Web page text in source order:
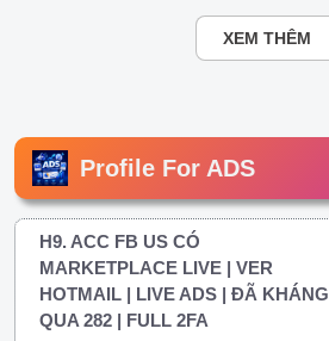
XEM THÊM
Profile For ADS
H9. ACC FB US CÓ
MARKETPLACE LIVE | VER
HOTMAIL | LIVE ADS | ĐÃ KHÁNG
QUA 282 | FULL 2FA